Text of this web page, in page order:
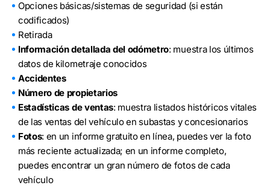
Opciones básicas/sistemas de seguridad (si están
codificados)
Retirada
Información detallada del odómetro: muestra los últimos
datos de kilometraje conocidos
Accidentes
Número de propietarios
Estadísticas de ventas: muestra listados históricos vitales
de las ventas del vehículo en subastas y concesionarios
Fotos: en un informe gratuito en línea, puedes ver la foto
más reciente actualizada; en un informe completo,
puedes encontrar un gran número de fotos de cada
vehículo